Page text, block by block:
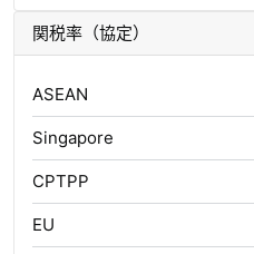
関税率（協定）
ASEAN
Singapore
CPTPP
EU